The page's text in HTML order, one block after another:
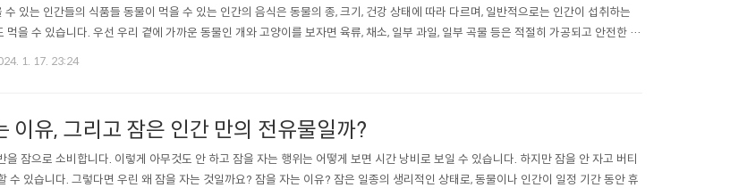
수 있는 인간들의 식품들 동물이 먹을 수 있는 인간의 음식은 동물의 종, 크기, 건강 상태에 따라 다르며, 일반적으로는 인간이 섭취하는
먹을 수 있습니다. 우선 우리 곁에 가까운 동물인 개와 고양이를 보자면 육류, 채소, 일부 과일, 일부 곡물 등은 적절히 가공되고 안전한 경
로 먹일 수 있습니다. 그러나 고양이와 개는 동물 전문 음식이나 특수한 간식이 더 적절..
1. 17. 23:24
이유, 그리고 잠은 인간 만의 전유물일까?
을 잠으로 소비합니다. 이렇게 아무것도 안 하고 잠을 자는 행위는 어떻게 보면 시간 낭비로 보일 수 있습니다. 하지만 잠을 안 자고 버티
수 있습니다. 그렇다면 우린 왜 잠을 자는 것일까요? 잠을 자는 이유? 잠은 일종의 생리적인 상태로, 동물이나 인간이 일정 기간 동안 휴